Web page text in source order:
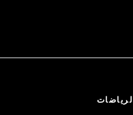
الرياضات